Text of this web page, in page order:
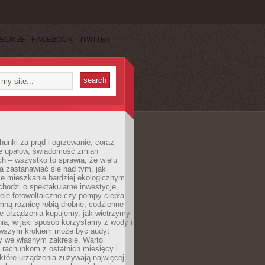
FACEBOOK TWITTER
za prąd i ogrzewanie, coraz
upałów, świadomość zmian
– wszystko to sprawia, że wielu
zastanawiać się nad tym, jak
mieszkanie bardziej ekologicznym.
o spektakularne inwestycje,
fotowoltaiczne czy pompy ciepła.
różnicę robią drobne, codzienne
urządzenia kupujemy, jak wietrzymy
w jaki sposób korzystamy z wody i
krokiem może być audyt
we własnym zakresie. Warto
rachunkom z ostatnich miesięcy i
urządzenia zużywają najwięcej